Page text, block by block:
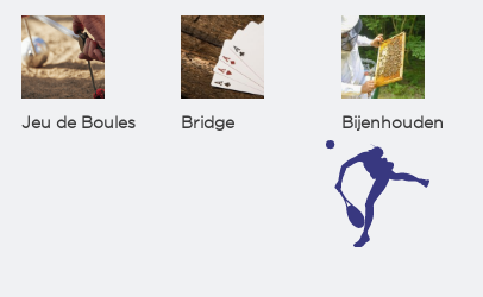
Jeu de Boules Bridge Bijenhouden